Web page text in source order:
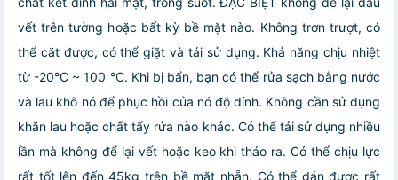
vết trên tường hoặc bất kỳ bề mặt nào. Không trơn trượt, có
thể cắt được, có thể giặt và tái sử dụng. Khả năng chịu nhiệt
từ -20°C ~ 100 °C. Khi bị bẩn, bạn có thể rửa sạch bằng nước
và lau khô nó để phục hồi của nó độ dính. Không cần sử dụng
khăn lau hoặc chất tẩy rửa nào khác. Có thể tái sử dụng nhiều
lần mà không để lại vết hoặc keo khi tháo ra. Có thể chịu lực
rất tốt lên đến 45kg trên bề mặt nhẵn. Có thể dán được rất